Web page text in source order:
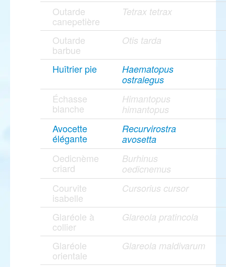
Outarde
canepetière
Tetrax tetrax
Outarde
barbue
Otis tarda
Huîtrier pie
Haematopus
ostralegus
Échasse
blanche
Himantopus
himantopus
Avocette
élégante
Recurvirostra
avosetta
Oedicnème
criard
Burhinus
oedicnemus
Courvite
isabelle
Cursorius cursor
Glaréole à
collier
Glareola pratincola
Glaréole
orientale
Glareola maldivarum